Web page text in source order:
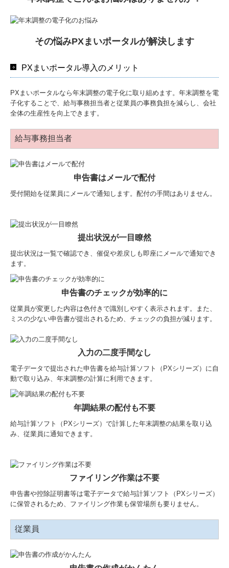
その悩みPXまいポータルが解決します
PXまいポータル導入のメリット
PXまいポータルなら年末調整の電子化に取り組めます。年末調整を電
子化することで、給与事務担当者と従業員の事務負担を減らし、会社
全体の生産性を向上できます。
給与事務担当者
申告書はメールで配付
受付開始を従業員にメールで通知します。配付の手間はありません。
提出状況が一目瞭然
提出状況は一覧で確認でき、催促や差戻しも即座にメールで通知でき
ます。
申告書のチェックが効率的に
従業員が変更した内容は色付きで識別しやすく表示されます。また、
ミスの少ない申告書が提出されるため、チェックの負担が減ります。
入力の二度手間なし
電子データで提出された申告書を給与計算ソフト（PXシリーズ）に自
動で取り込み、年末調整の計算に利用できます。
年調結果の配付も不要
給与計算ソフト（PXシリーズ）で計算した年末調整の結果を取り込
み、従業員に通知できます。
ファイリング作業は不要
申告書や控除証明書等は電子データで給与計算ソフト（PXシリーズ）
に保管されるため、ファイリング作業も保管場所も要りません。
従業員